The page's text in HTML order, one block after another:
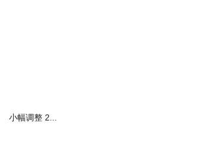
MADEINAM凭借着超在线的审美、高品质面料和视
小幅调整 2...